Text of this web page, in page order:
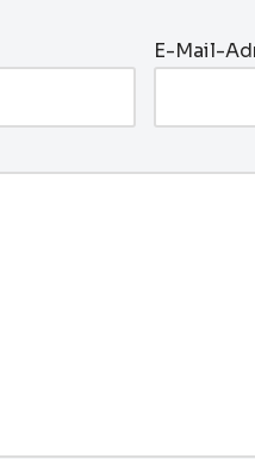
E-Mail-